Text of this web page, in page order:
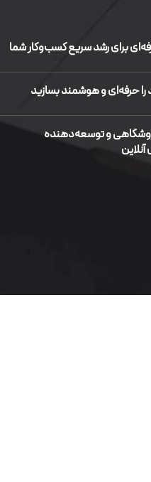
برای رشد سریع کسب‌وکار شما
را حرفه‌ای و هوشمند بسازید
و توسعه‌دهنده